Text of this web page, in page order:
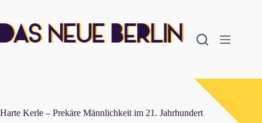
springen
Harte Kerle – Prekäre Männlichkeit im 21. Jahrhundert